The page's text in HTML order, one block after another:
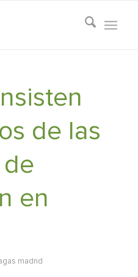
de las
en
madrid